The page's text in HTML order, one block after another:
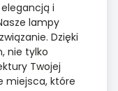
i
lampy
Dzięki
nie tylko
Twojej
miejsca, które